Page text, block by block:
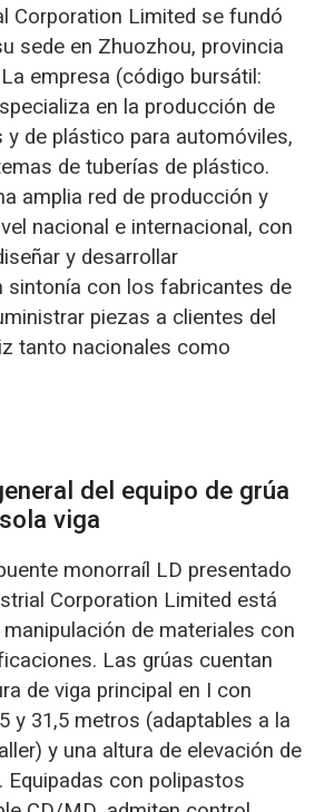
Corporation Limited se fundó
sede en Zhuozhou, provincia
empresa (código bursátil:
en la producción de
de plástico para automóviles,
de tuberías de plástico.
amplia red de producción y
nacional e internacional, con
y desarrollar
sintonía con los fabricantes de
piezas a clientes del
tanto nacionales como
del equipo de grúa
viga
monorraíl LD presentado
Corporation Limited está
de materiales con
Las grúas cuentan
de viga principal en I con
y 31,5 metros (adaptables a la
y una altura de elevación de
con polipastos